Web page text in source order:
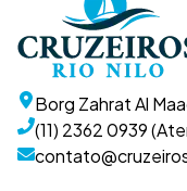
Borg Zahrat Al
(11) 2362 0939